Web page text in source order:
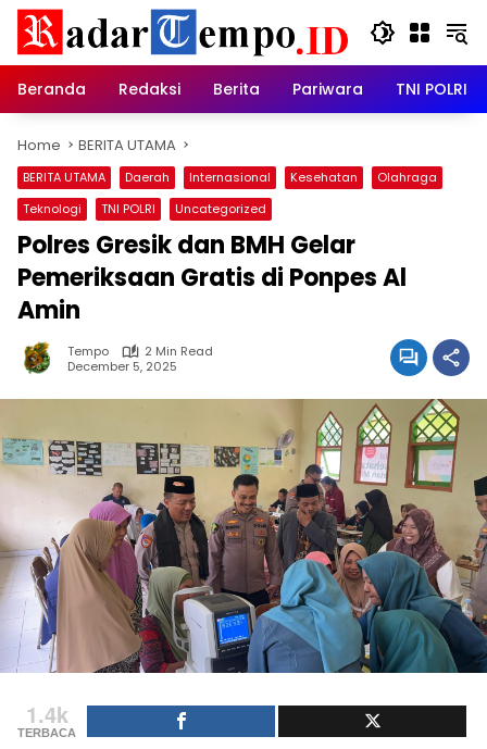
Skip
content
Beranda
Redaksi Berita Pariwara TNI POLRI
Home BERITA UTAMA
BERITA UTAMA Daerah Internasional Kesehatan
Olahraga
Teknologi
TNI POLRI Uncategorized
Polres Gresik dan BMH Gelar
Pemeriksaan Gratis di Ponpes Al
Amin
Tempo
2 Min Read
December 5, 2025
1.4k
TERBACA